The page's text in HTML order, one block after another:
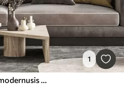
1
Abstraktus smėlio spalvos modernusis menas su vertikaliomis linijomis ir sferomis